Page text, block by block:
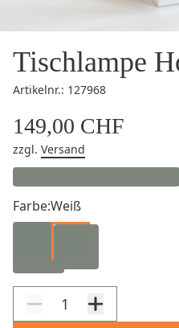
Tischlampe
Artikelnr.: 127968
149,00 CHF
zzgl. Versand
Farbe:Weiß